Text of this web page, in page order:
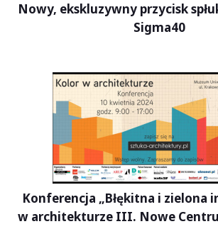
Nowy, ekskluzywny przycisk
Sigma40
Konferencja „Błękitna i zielona
w architekturze III. Nowe